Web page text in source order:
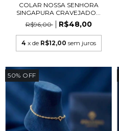
COLAR NOSSA SENHORA
SINGAPURA CRAVEJADO...
R$96,00
R$48,00
4 x de R$12,00 sem juros
50% OFF